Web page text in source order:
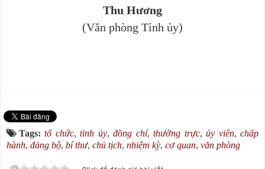
Thu Hương
(Văn phòng Tỉnh ủy)
Tags:tổ chức,tỉnh ủy,đồng chí,thường trực,ủy viên,chấp
hành, đảng bộ, bí thư, chủ tịch, nhiệm kỳ, cơ quan, văn phòng